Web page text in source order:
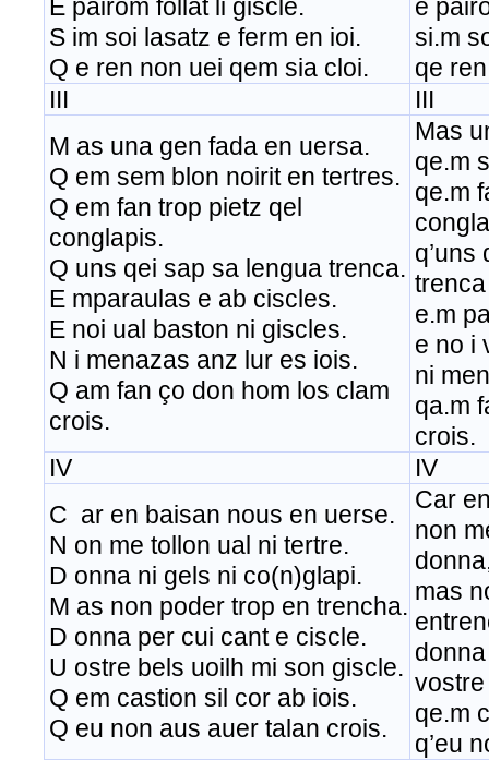
E pairom follat li giscle.
S im soi lasatz e ferm en ioi.
Q e ren non uei qem sia cloi.
e
si.m
qe
III
III
M as una gen fada en uersa.
Q em sem blon noirit en tertres.
Q em fan trop pietz qel
conglapis.
Q uns qei sap sa lengua trenca.
E mparaulas e ab ciscles.
E noi ual baston ni giscles.
N i menazas anz lur es iois.
Q am fan ço don hom los clam
crois.
Mas
qe.m
qe.m
q’uns
trenca
e.m
e no i
ni
qa.m
crois.
IV
IV
C ar en baisan nous en uerse.
N on me tollon ual ni tertre.
D onna ni gels ni co(n)glapi.
M as non poder trop en trencha.
D onna per cui cant e ciscle.
U ostre bels uoilh mi son giscle.
Q em castion sil cor ab iois.
Q eu non aus auer talan crois.
Car
non
mas
qe.m
q’eu